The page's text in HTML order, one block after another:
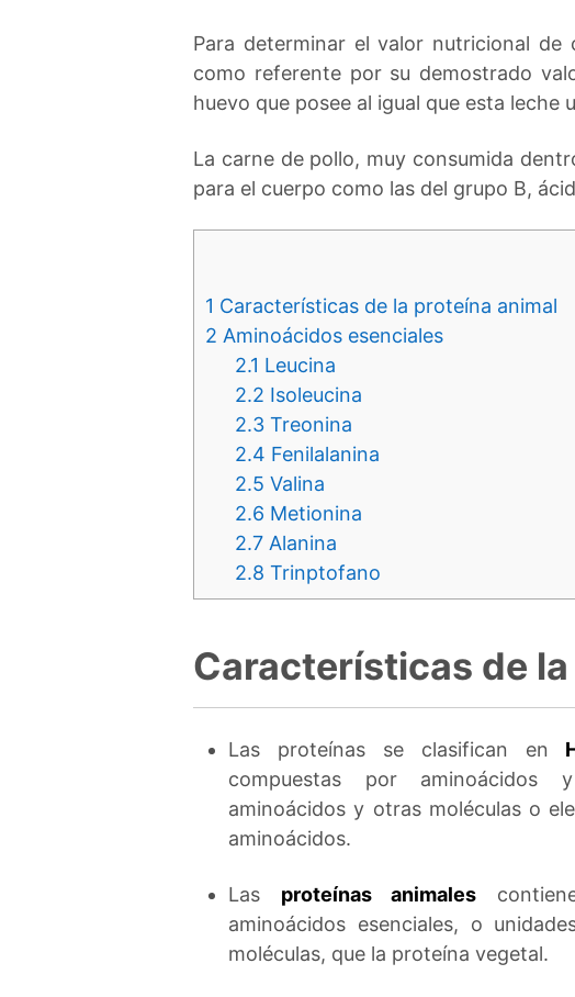
Para determinar el valor nutricional
como referente por su demostrado
huevo que posee al igual que esta
La carne de pollo, muy consumida
para el cuerpo como las del grupo B,
1 Características de la proteína animal
2 Aminoácidos esenciales
2.1 Leucina
2.2 Isoleucina
2.3 Treonina
2.4 Fenilalanina
2.5 Valina
2.6 Metionina
2.7 Alanina
2.8 Trinptofano
Características de
Las proteínas se clasifican en
compuestas por aminoácidos
aminoácidos y otras moléculas o
aminoácidos.
Las proteínas animales
aminoácidos esenciales, o
moléculas, que la proteína vegetal.